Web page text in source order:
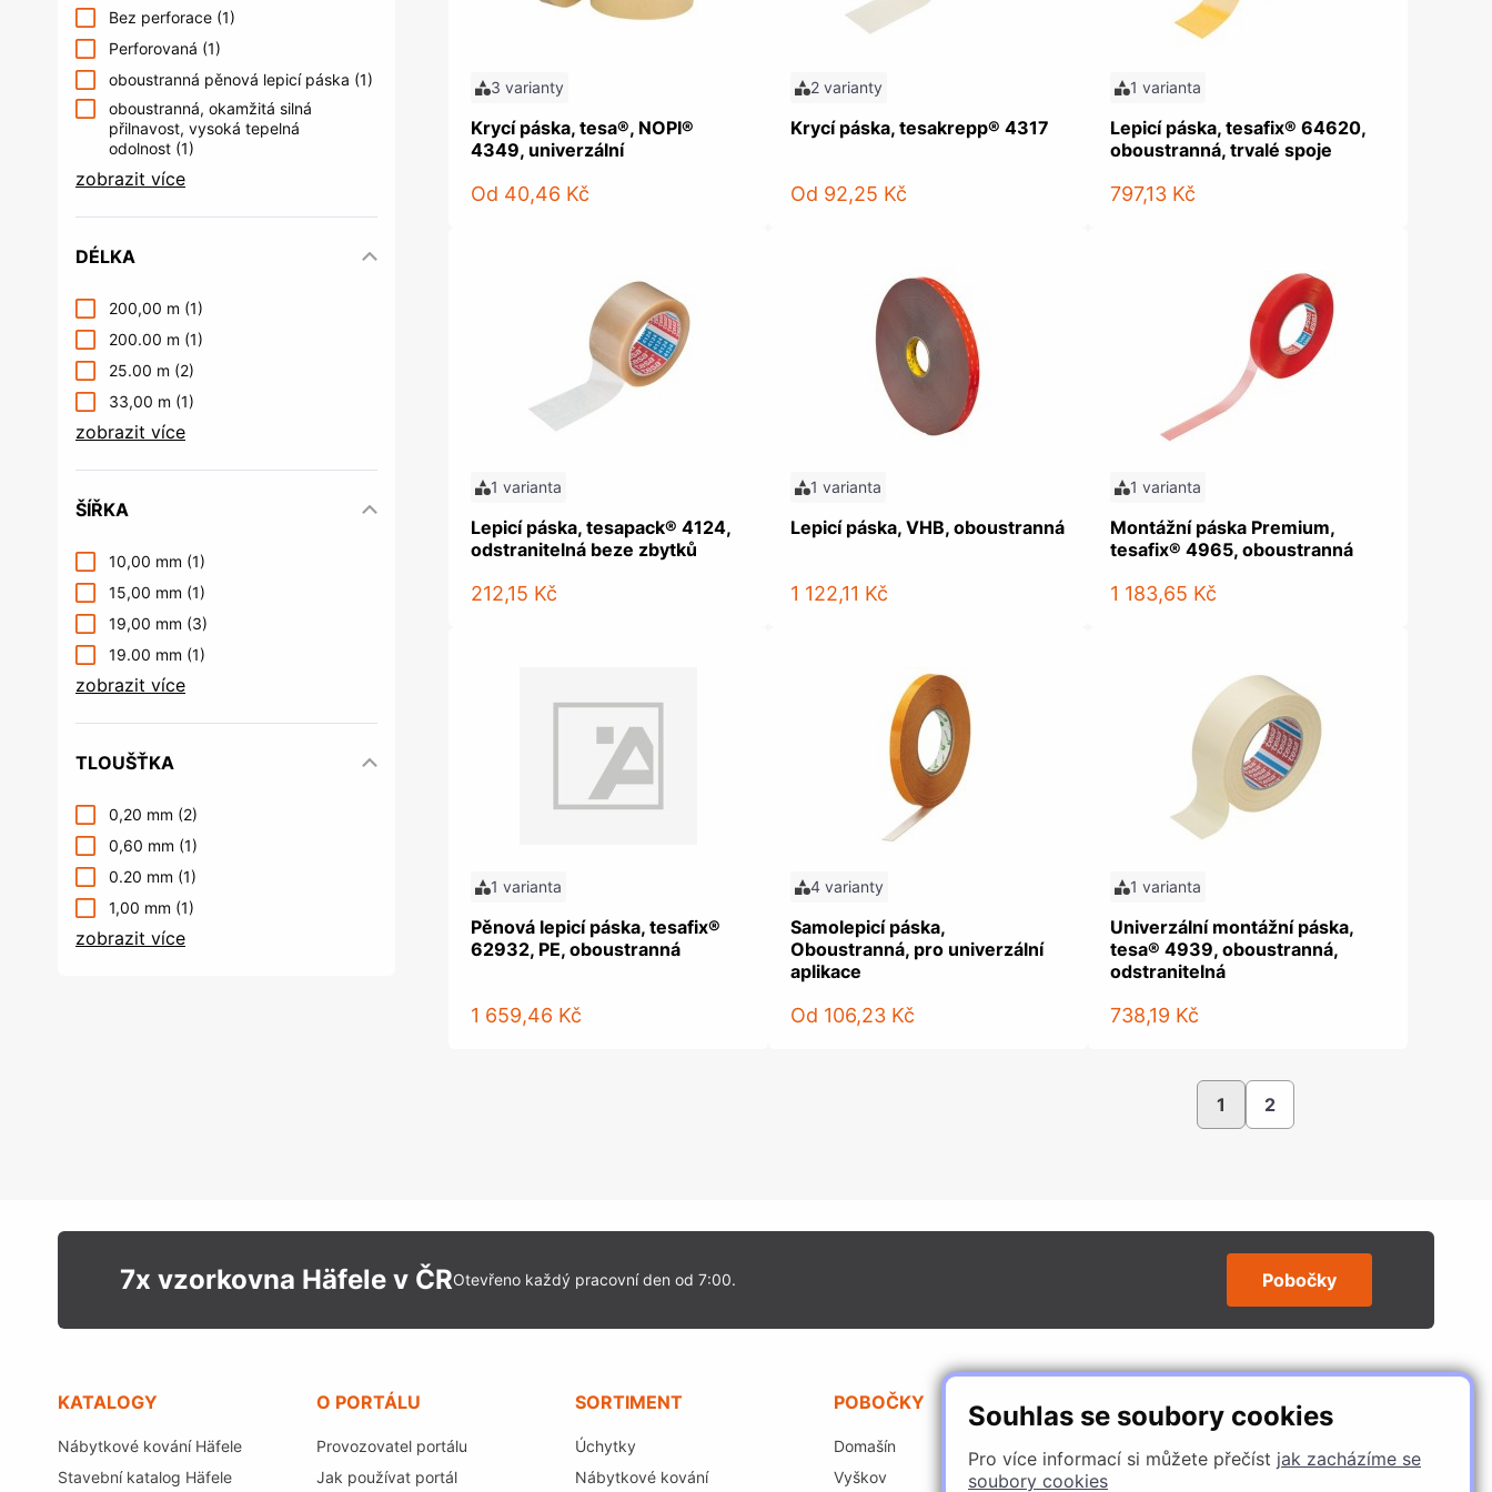
Souhlas se soubory cookies
Pro více informací si můžete přečíst jak zacházíme se
soubory cookies
Bez perforace (1)
Perforovaná (1)
oboustranná pěnová lepicí páska (1)
oboustranná, okamžitá silná
přilnavost, vysoká tepelná
odolnost (1)
zobrazit více
DÉLKA
200,00 m (1)
200.00 m (1)
25.00 m (2)
33,00 m (1)
zobrazit více
ŠÍŘKA
10,00 mm (1)
15,00 mm (1)
19,00 mm (3)
19.00 mm (1)
zobrazit více
TLOUŠŤKA
0,20 mm (2)
0,60 mm (1)
0.20 mm (1)
1,00 mm (1)
zobrazit více
3 varianty
Krycí páska, tesa®, NOPI®
4349, univerzální
Od 40,46 Kč
2 varianty
Krycí páska, tesakrepp® 4317
Od 92,25 Kč
1 varianta
Lepicí páska, tesafix® 64620,
oboustranná, trvalé spoje
797,13 Kč
1 varianta
Lepicí páska, tesapack® 4124,
odstranitelná beze zbytků
212,15 Kč
1 varianta
Lepicí páska, VHB, oboustranná
1 122,11 Kč
1 varianta
Montážní páska Premium,
tesafix® 4965, oboustranná
1 183,65 Kč
1 varianta
Pěnová lepicí páska, tesafix®
62932, PE, oboustranná
1 659,46 Kč
4 varianty
Samolepicí páska,
Oboustranná, pro univerzální
aplikace
Od 106,23 Kč
1 varianta
Univerzální montážní páska,
tesa® 4939, oboustranná,
odstranitelná
738,19 Kč
1 2
7x vzorkovna Häfele v ČROtevřeno každý pracovní den od 7:00. Pobočky
KATALOGY
Nábytkové kování Häfele
Stavební katalog Häfele
O PORTÁLU
Provozovatel portálu
Jak používat portál
SORTIMENT
Úchytky
Nábytkové kování
POBOČKY
Domašín
Vyškov
SLEDUJTE NÁS